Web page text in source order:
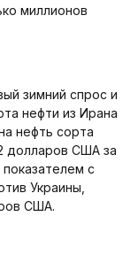
миллионов
зимний спрос и
нефти из Ирана
нефть сорта
долларов США за
с
Украины,
США.